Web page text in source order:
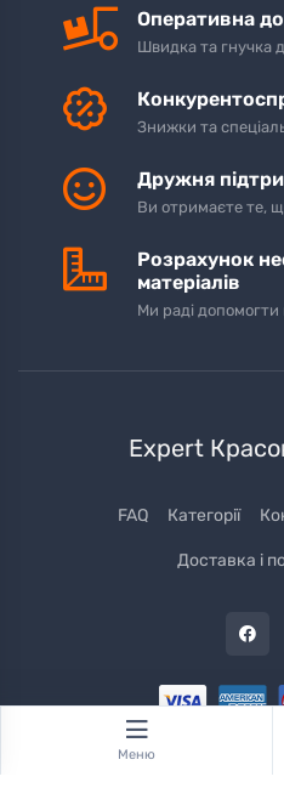
Оперативна
Швидка та гнучка
Знижки та
Дружня
Ви отримаєте те,
Розрахунок
матеріалів
Ми раді
Expert
FAQ Категорії
Доставка і
Меню